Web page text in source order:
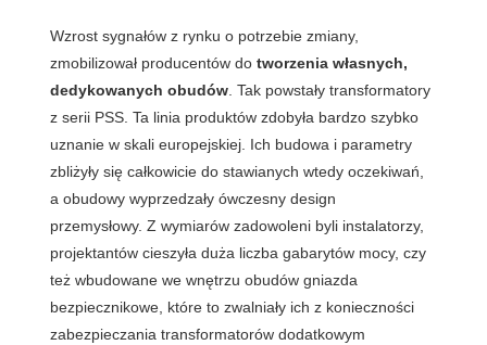
Wzrost sygnałów z rynku o potrzebie zmiany,
zmobilizował producentów do tworzenia własnych,
dedykowanych obudów. Tak powstały transformatory
z serii PSS. Ta linia produktów zdobyła bardzo szybko
uznanie w skali europejskiej. Ich budowa i parametry
zbliżyły się całkowicie do stawianych wtedy oczekiwań,
a obudowy wyprzedzały ówczesny design
przemysłowy. Z wymiarów zadowoleni byli instalatorzy,
projektantów cieszyła duża liczba gabarytów mocy, czy
też wbudowane we wnętrzu obudów gniazda
bezpiecznikowe, które to zwalniały ich z konieczności
zabezpieczania transformatorów dodatkowym